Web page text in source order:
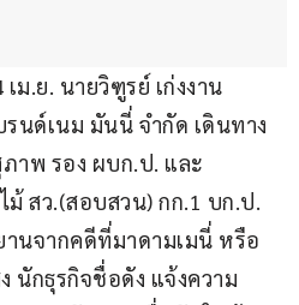
ม.ย. นายวิฑูรย์ เก่งงาน
นด์เนม มันนี่ จำกัด เดินทาง
าพ รอง ผบก.ป. และ
สว.(สอบสวน) กก.1 บก.ป.
นจากคดีที่มาดามเมนี่ หรือ
นักธุรกิจชื่อดัง แจ้งความ